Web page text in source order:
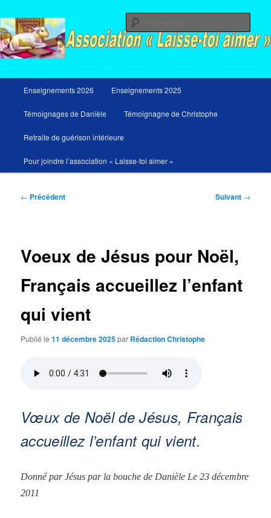
au
contenu
principal
principal
Enseignements 2026 Enseignements 2025
Témoignages de Danièle Témoignagne de Christophe
Retraite de guérison intérieure
Pour joindre l’association « Laisse-toi aimer »
Navigation
← Précédent Suivant →
Voeux de Jésus pour Noël,
Français accueillez l’enfant
qui vient
Publié le11 décembre 2025par Rédaction Christophe
Vœux de Noël de Jésus, Français
accueillez l’enfant qui vient.
Donné par Jésus par la bouche de Danièle Le 23 décembre
2011